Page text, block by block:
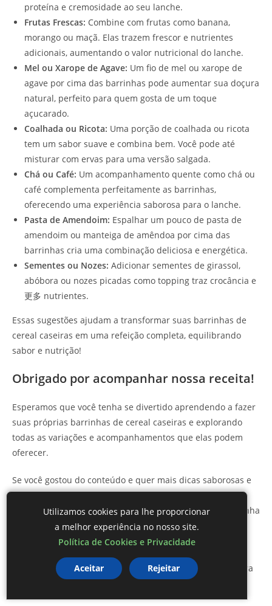
proteína e cremosidade ao seu lanche.
Frutas Frescas: Combine com frutas como banana,
morango ou maçã. Elas trazem frescor e nutrientes
adicionais, aumentando o valor nutricional do lanche.
Mel ou Xarope de Agave: Um fio de mel ou xarope de
agave por cima das barrinhas pode aumentar sua doçura
natural, perfeito para quem gosta de um toque
açucarado.
Coalhada ou Ricota: Uma porção de coalhada ou ricota
tem um sabor suave e combina bem. Você pode até
misturar com ervas para uma versão salgada.
Chá ou Café: Um acompanhamento quente como chá ou
café complementa perfeitamente as barrinhas,
oferecendo uma experiência saborosa para o lanche.
Pasta de Amendoim: Espalhar um pouco de pasta de
amendoim ou manteiga de amêndoa por cima das
barrinhas cria uma combinação deliciosa e energética.
Sementes ou Nozes: Adicionar sementes de girassol,
abóbora ou nozes picadas como topping traz crocância e
更多 nutrientes.
Essas sugestões ajudam a transformar suas barrinhas de
cereal caseiras em uma refeição completa, equilibrando
sabor e nutrição!
Obrigado por acompanhar nossa receita!
Esperamos que você tenha se divertido aprendendo a fazer
suas próprias barrinhas de cereal caseiras e explorando
todas as variações e acompanhamentos que elas podem
oferecer.
Se você gostou do conteúdo e quer mais dicas saborosas e
saudáveis, não esqueça de nos seguir nas redes sociais e
acompanhar oBlog de Culinária Mestre das Receitas
! Venha
fazer parte da nossa comunidade e fique por dentro de
novas receitas e dicas incríveis.
Junte-se a nós nesta deliciosa jornada culinária e descubra
o prazer de cozinhar com o
Protal Mestre das Receitas
Utilizamos cookies para lhe proporcionar
a melhor experiência no nosso site.
Política de Cookies e Privacidade
Aceitar Rejeitar